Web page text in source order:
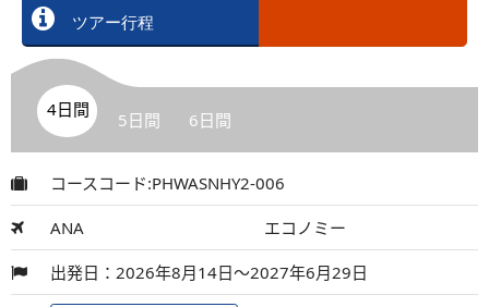
ツアー行程
4日間 5日間 6日間
コースコード:PHWASNHY2-006
ANA エコノミー
出発日：2026年8月14日～2027年6月29日